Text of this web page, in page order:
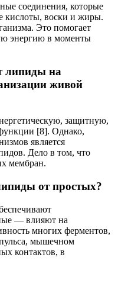
соединения, которые
кислоты, воски и жиры.
Это помогает
энергию в моменты
липиды на
живой
защитную,
[8]. Однако,
является
Дело в том, что
мембран.
от простых?
— влияют на
многих ферментов,
мышечном
контактов, в